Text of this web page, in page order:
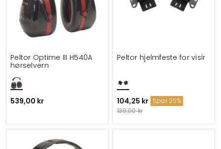
Peltor Optime III H540A
hørselvern
539,00 kr
Peltor hjelmfeste for visir
104,25 kr Spar 25%
139,00 kr